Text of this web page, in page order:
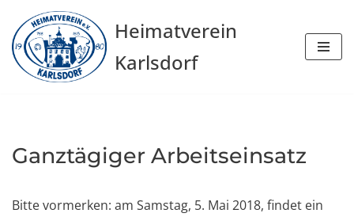
Zum
Inhalt
springen
Heimatverein
Karlsdorf
Ganztägiger Arbeitseinsatz
Bitte vormerken: am Samstag, 5. Mai 2018, findet ein